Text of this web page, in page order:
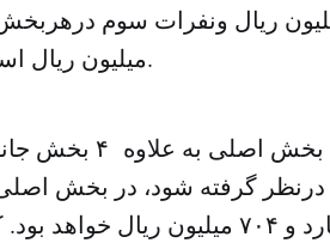
میلیون ریال است.
با توجه به موضوعات سیزده گانه این جشنواره و ۳ بخش
میلیارد و۶۳۰ میلیون ریال و دربخش جانبی ۲ میلیارد و ۷۰۴ میلیون ریال